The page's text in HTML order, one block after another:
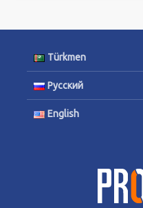
Türkmen
Русский
English